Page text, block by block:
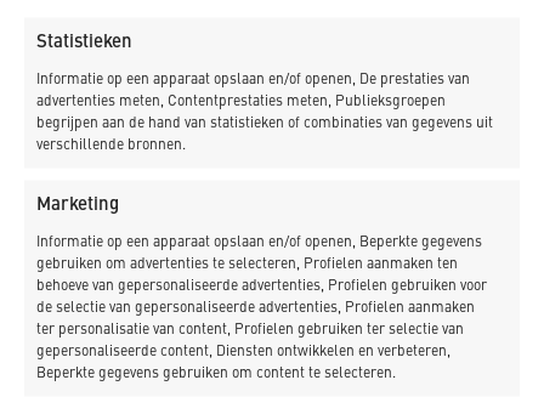
Statistieken
Informatie op een apparaat opslaan en/of openen, De prestaties van
advertenties meten, Contentprestaties meten, Publieksgroepen
begrijpen aan de hand van statistieken of combinaties van gegevens uit
verschillende bronnen.
Marketing
Informatie op een apparaat opslaan en/of openen, Beperkte gegevens
gebruiken om advertenties te selecteren, Profielen aanmaken ten
behoeve van gepersonaliseerde advertenties, Profielen gebruiken voor
de selectie van gepersonaliseerde advertenties, Profielen aanmaken
ter personalisatie van content, Profielen gebruiken ter selectie van
gepersonaliseerde content, Diensten ontwikkelen en verbeteren,
Beperkte gegevens gebruiken om content te selecteren.